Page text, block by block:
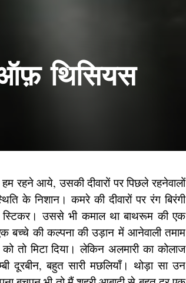
थिसियस
रहने आये, उसकी दीवारों पर पिछले रहनेवालों
के निशान। कमरे की दीवारों पर रंग बिरंगी
स्टिकर। उससे भी कमाल था बाथरूम की एक
बच्चे की कल्पना की उड़ान में आनेवाली तमाम
तो मिटा दिया। लेकिन अलमारी का कोलाज
बहुत सारी मछलियाँ। थोड़ा सा उन